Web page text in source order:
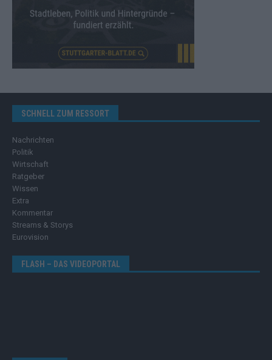
SCHNELL ZUM RESSORT
Nachrichten
Politik
Wirtschaft
Ratgeber
Wissen
Extra
Kommentar
Streams & Storys
Eurovision
FLASH – DAS VIDEOPORTAL